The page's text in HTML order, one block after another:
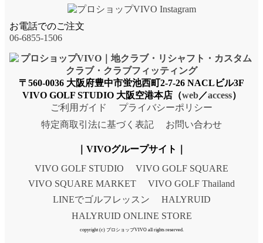
お電話でのご注文
06-6855-1506
〒560-0036 大阪府豊中市蛍池西町2-7-26 NACLビル3F
VIVO GOLF STUDIO 大阪空港本店（web／access）
ご利用ガイド
プライバシーポリシー
特定商取引法に基づく表記
お問い合わせ
｜VIVOグループサイト｜
VIVO GOLF STUDIO
VIVO GOLF SQUARE
VIVO SQUARE MARKET
VIVO GOLF Thailand
LINEでゴルフレッスン
HALYRUID
HALYRUID ONLINE STORE
copyright (c) プロショップVIVO all rights reserved.